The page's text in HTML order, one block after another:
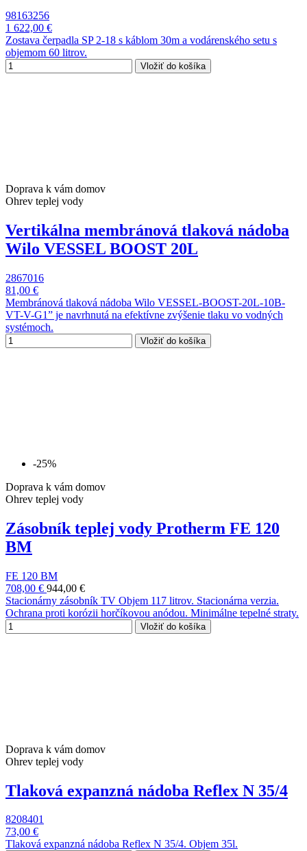
98163256
1 622,00 €
Zostava čerpadla SP 2-18 s káblom 30m a vodárenského setu s
objemom 60 litrov.
Vložiť do košíka
Doprava k vám domov
Ohrev teplej vody
Vertikálna membránová tlaková nádoba
Wilo VESSEL BOOST 20L
2867016
81,00 €
Membránová tlaková nádoba Wilo VESSEL-BOOST-20L-10B-
VT-V-G1” je navrhnutá na efektívne zvýšenie tlaku vo vodných
systémoch.
Vložiť do košíka
-25%
Doprava k vám domov
Ohrev teplej vody
Zásobník teplej vody Protherm FE 120
BM
FE 120 BM
708,00 € 944,00 €
Stacionárny zásobník TV Objem 117 litrov. Stacionárna verzia.
Ochrana proti korózii horčíkovou anódou. Minimálne tepelné straty.
Vložiť do košíka
Doprava k vám domov
Ohrev teplej vody
Tlaková expanzná nádoba Reflex N 35/4
8208401
73,00 €
Tlaková expanzná nádoba Reflex N 35/4. Objem 35l.